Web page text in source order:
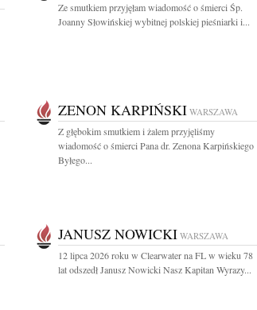
Ze smutkiem przyjęłam wiadomość o śmierci Śp.
Joanny Słowińskiej wybitnej polskiej pieśniarki i...
ZENON KARPIŃSKI WARSZAWA
Z głębokim smutkiem i żalem przyjęliśmy
wiadomość o śmierci Pana dr. Zenona Karpińskiego
Byłego...
JANUSZ NOWICKI WARSZAWA
12 lipca 2026 roku w Clearwater na FL w wieku 78
lat odszedł Janusz Nowicki Nasz Kapitan Wyrazy...